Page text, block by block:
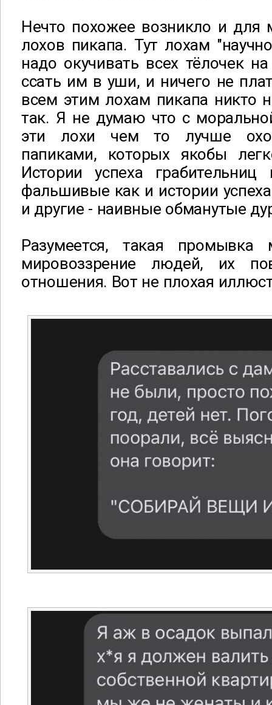
Нечто похожее возникло и для
лохов пикапа. Тут лохам
надо окучивать всех тёлочек
ссать им в уши, и ничего не
всем этим лохам пикапа никто
так. Я не думаю что с
эти лохи чем то лучше
папиками, которых якобы
Истории успеха
фальшивые как и истории
и другие - наивные обманутые
Разумеется, такая промывка
мировоззрение людей, их
отношения. Вот не плохая